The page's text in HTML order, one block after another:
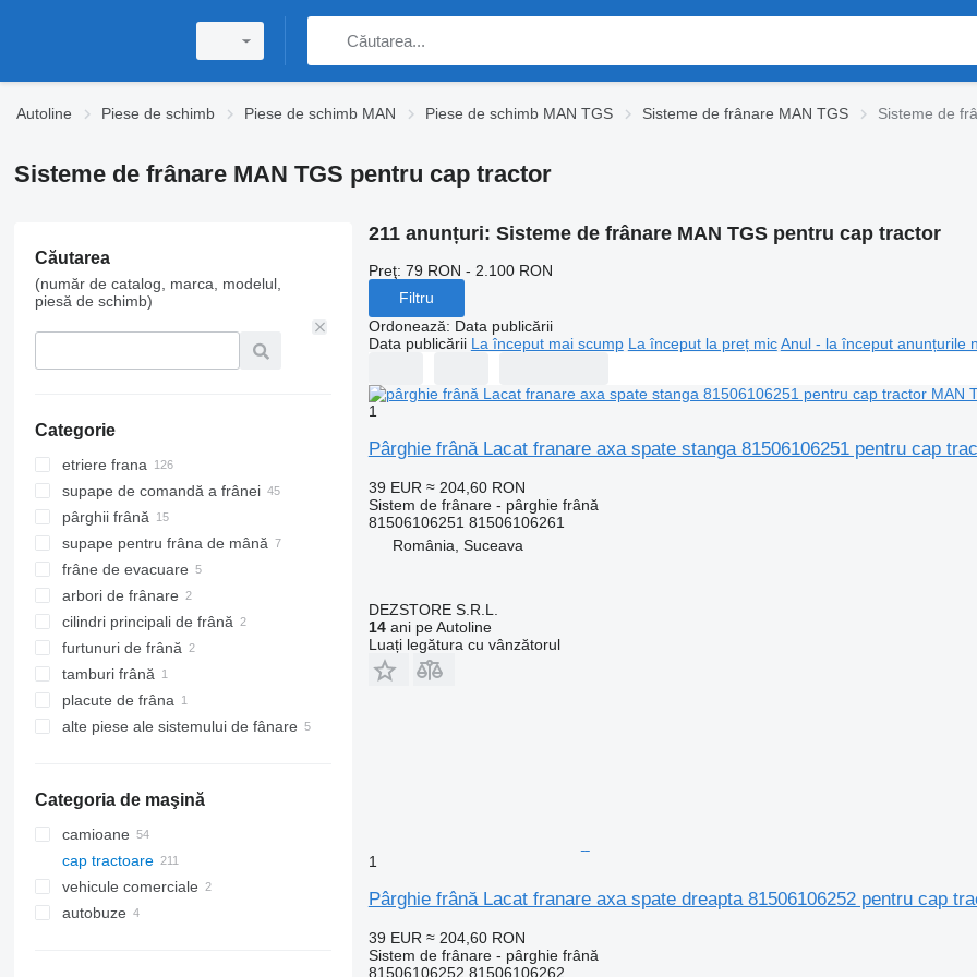
Autoline Piese de schimb Piese de schimb MAN Piese de schimb MAN TGS Sisteme de frânare MAN TGS Sisteme de
Sisteme de frânare MAN TGS pentru cap tractor
Căutarea
(număr de catalog, marca, modelul,
piesă de schimb)
Categorie
etriere frana
supape de comandă a frânei
pârghii frână
supape pentru frâna de mână
frâne de evacuare
arbori de frânare
cilindri principali de frână
furtunuri de frână
tamburi frână
placute de frâna
alte piese ale sistemului de fânare
Categoria de maşină
camioane
cap tractoare
vehicule comerciale
autobuze
211 anunțuri: Sisteme de frânare MAN TGS pentru cap tractor
Preţ: 79 RON - 2.100 RON
Filtru
Ordonează: Data publicării
Data publicării La început mai scump La început la preț mic Anul - la început anunțurile
1
Pârghie frână Lacat franare axa spate stanga 81506106251 pentru cap
39 EUR ≈ 204,60 RON
Sistem de frânare - pârghie frână
81506106251 81506106261
România, Suceava
DEZSTORE S.R.L.
14ani pe Autoline
Luați legătura cu vânzătorul
1
Pârghie frână Lacat franare axa spate dreapta 81506106252 pentru cap
39 EUR ≈ 204,60 RON
Sistem de frânare - pârghie frână
81506106252 81506106262